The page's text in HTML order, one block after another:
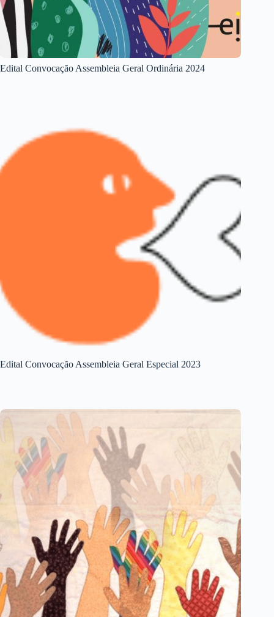
Edital Convocação Assembleia Geral Ordinária 2024
Edital Convocação Assembleia Geral Especial 2023